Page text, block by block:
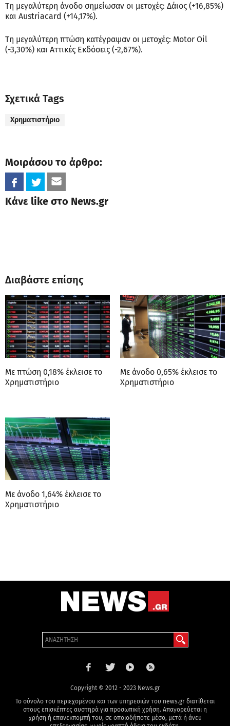
Τη μεγαλύτερη άνοδο σημείωσαν οι μετοχές: Δάιος (+16,85%)
και Austriacard (+14,17%).
Τη μεγαλύτερη πτώση κατέγραψαν οι μετοχές: Motor Oil
(-3,30%) και Αττικές Εκδόσεις (-2,67%).
Σχετικά Tags
Χρηματιστήριο
Μοιράσου το άρθρο:
Κάνε like στο News.gr
Διαβάστε επίσης
Με πτώση 0,18% έκλεισε το
Χρηματιστήριο
Με άνοδο 0,65% έκλεισε το
Χρηματιστήριο
Με άνοδο 1,64% έκλεισε το
Χρηματιστήριο
Copyright © 2012 - 2023 News.gr
Το σύνολο του περιεχομένου και των υπηρεσιών του news.gr διατίθεται
στους επισκέπτες αυστηρά για προσωπική χρήση. Απαγορεύεται η
χρήση ή επανεκπομπή του, σε οποιοδήποτε μέσο, μετά ή άνευ